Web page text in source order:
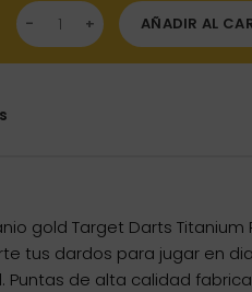
Conversion Target Darts
AÑADIR AL
gold Target Darts Titanium
tus dardos para jugar en
de alta calidad